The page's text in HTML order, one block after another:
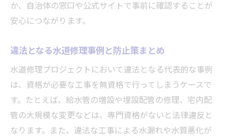
か、自治体の窓口や公式サイトで事前に確認することが
安心につながります。
違法となる水道修理事例と防止策まとめ
水道修理プロジェクトにおいて違法となる代表的な事例
は、資格が必要な工事を無資格で行ってしまうケースで
す。たとえば、給水管の増設や埋設配管の修理、宅内配
管の大規模な変更などは、専門資格がないと法律違反と
なります。また、違法な工事による水漏れや水質悪化が